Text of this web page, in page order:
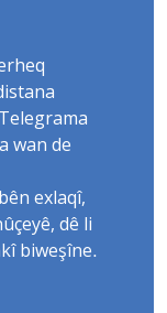
wan de
exlaqî,
dê li
biweşîne.